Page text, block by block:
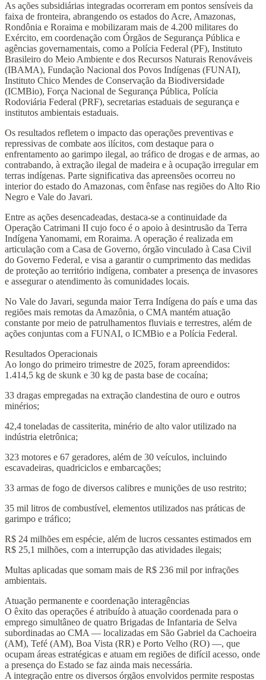
As ações subsidiárias integradas ocorreram em pontos sensíveis da
faixa de fronteira, abrangendo os estados do Acre, Amazonas,
Rondônia e Roraima e mobilizaram mais de 4.200 militares do
Exército, em coordenação com Órgãos de Segurança Pública e
agências governamentais, como a Polícia Federal (PF), Instituto
Brasileiro do Meio Ambiente e dos Recursos Naturais Renováveis
(IBAMA), Fundação Nacional dos Povos Indígenas (FUNAI),
Instituto Chico Mendes de Conservação da Biodiversidade
(ICMBio), Força Nacional de Segurança Pública, Polícia
Rodoviária Federal (PRF), secretarias estaduais de segurança e
institutos ambientais estaduais.
Os resultados refletem o impacto das operações preventivas e
repressivas de combate aos ilícitos, com destaque para o
enfrentamento ao garimpo ilegal, ao tráfico de drogas e de armas, ao
contrabando, à extração ilegal de madeira e à ocupação irregular em
terras indígenas. Parte significativa das apreensões ocorreu no
interior do estado do Amazonas, com ênfase nas regiões do Alto Rio
Negro e Vale do Javari.
Entre as ações desencadeadas, destaca-se a continuidade da
Operação Catrimani II cujo foco é o apoio à desintrusão da Terra
Indígena Yanomami, em Roraima. A operação é realizada em
articulação com a Casa de Governo, órgão vinculado à Casa Civil
do Governo Federal, e visa a garantir o cumprimento das medidas
de proteção ao território indígena, combater a presença de invasores
e assegurar o atendimento às comunidades locais.
No Vale do Javari, segunda maior Terra Indígena do país e uma das
regiões mais remotas da Amazônia, o CMA mantém atuação
constante por meio de patrulhamentos fluviais e terrestres, além de
ações conjuntas com a FUNAI, o ICMBio e a Polícia Federal.
Resultados Operacionais
Ao longo do primeiro trimestre de 2025, foram apreendidos:
1.414,5 kg de skunk e 30 kg de pasta base de cocaína;
33 dragas empregadas na extração clandestina de ouro e outros
minérios;
42,4 toneladas de cassiterita, minério de alto valor utilizado na
indústria eletrônica;
323 motores e 67 geradores, além de 30 veículos, incluindo
escavadeiras, quadriciclos e embarcações;
33 armas de fogo de diversos calibres e munições de uso restrito;
35 mil litros de combustível, elementos utilizados nas práticas de
garimpo e tráfico;
R$ 24 milhões em espécie, além de lucros cessantes estimados em
R$ 25,1 milhões, com a interrupção das atividades ilegais;
Multas aplicadas que somam mais de R$ 236 mil por infrações
ambientais.
Atuação permanente e coordenação interagências
O êxito das operações é atribuído à atuação coordenada para o
emprego simultâneo de quatro Brigadas de Infantaria de Selva
subordinadas ao CMA — localizadas em São Gabriel da Cachoeira
(AM), Tefé (AM), Boa Vista (RR) e Porto Velho (RO) —, que
ocupam áreas estratégicas e atuam em regiões de difícil acesso, onde
a presença do Estado se faz ainda mais necessária.
A integração entre os diversos órgãos envolvidos permite respostas